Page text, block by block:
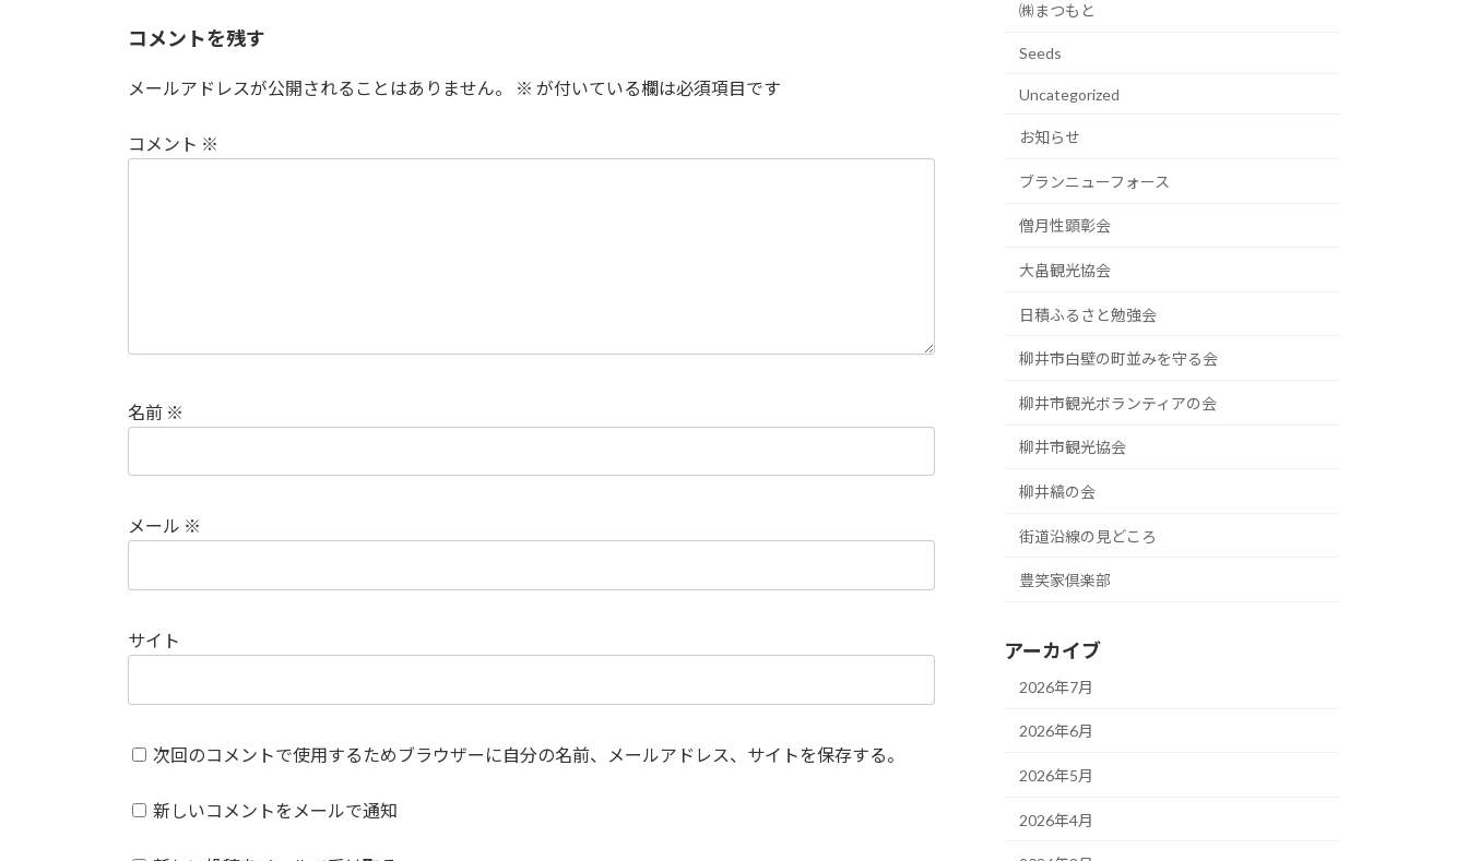
コメントを残す
メールアドレスが公開されることはありません。 ※ が付いている欄は必須項目です
コメント ※
名前 ※
メール ※
サイト
次回のコメントで使用するためブラウザーに自分の名前、メールアドレス、サイトを保存する。
新しいコメントをメールで通知
㈱まつもと
Seeds
Uncategorized
お知らせ
ブランニューフォース
僧月性顕彰会
大畠観光協会
日積ふるさと勉強会
柳井市白壁の町並みを守る会
柳井市観光ボランティアの会
柳井市観光協会
柳井縞の会
街道沿線の見どころ
豊笑家倶楽部
アーカイブ
2026年7月
2026年6月
2026年5月
2026年4月